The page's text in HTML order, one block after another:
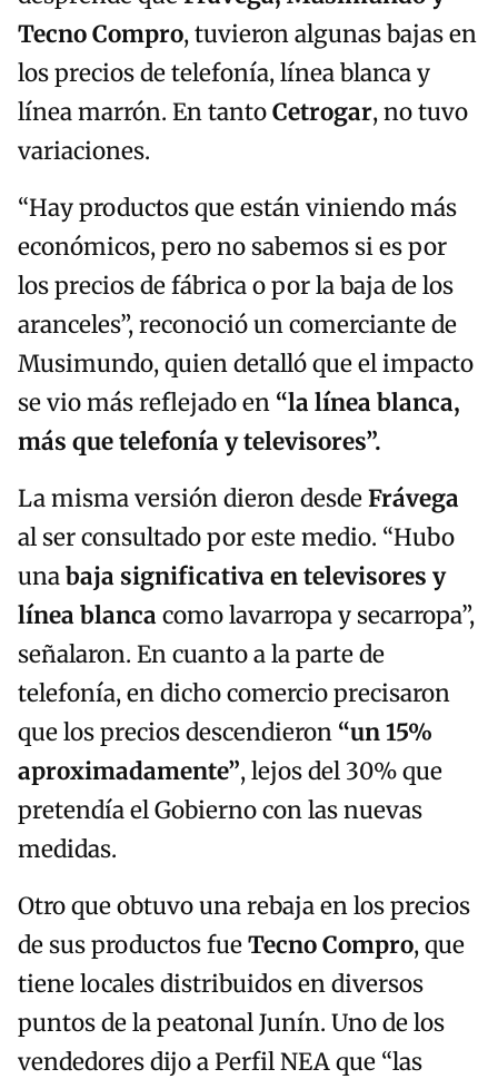
Tecno Compro, tuvieron algunas bajas en
los precios de telefonía, línea blanca y
línea marrón. En tantoCetrogar, no tuvo
variaciones.
“Hay productos que están viniendo más
económicos, pero no sabemos si es por
los precios de fábrica o por la baja de los
aranceles”, reconoció un comerciante de
Musimundo, quien detalló que el impacto
se vio más reflejado en “la línea blanca,
más que telefonía y televisores”.
La misma versión dieron desdeFrávega
al ser consultado por este medio. “Hubo
unabaja significativa en televisores y
línea blancacomo lavarropa y secarropa”,
señalaron. En cuanto a la parte de
telefonía, en dicho comercio precisaron
que los precios descendieron “un 15%
aproximadamente”, lejos del 30% que
pretendía el Gobierno con las nuevas
medidas.
Otro que obtuvo una rebaja en los precios
de sus productos fueTecno Compro, que
tiene locales distribuidos en diversos
puntos de la peatonal Junín. Uno de los
vendedores dijo a Perfil NEA que “las